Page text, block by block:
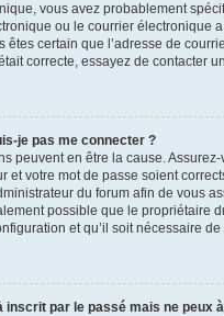
vous avez probablement
ou le courrier électronique
êtes certain que l’adresse de
correcte, essayez de contacter
je pas me connecter ?
peuvent en être la cause.
et votre mot de passe soient
du forum afin de vous
possible que le propriétaire
et qu’il soit nécessaire de
inscrit par le passé mais ne peux